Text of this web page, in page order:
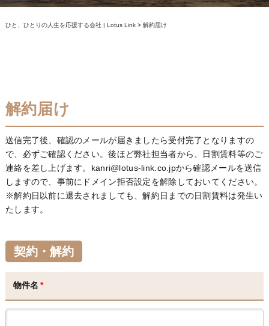
ひと、ひとりの人生を応援する会社 | Lotus Link> 解約届け
解約届け
送信完了後、確認のメールが届きましたら受付完了となりますの
で、必ずご確認ください。後ほど弊社担当者から、日割賃料等のご
連絡を差し上げます。kanri@lotus-link.co.jpから確認メールを送信
しますので、事前にドメイン拒否設定を解除しておいてください。
※解約日以前に退去されましても、解約日までの日割賃料は発生い
たします。
契約・解約
物件名 *